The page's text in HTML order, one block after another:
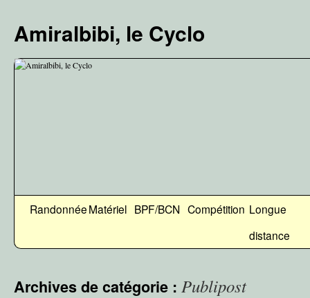
contenu
Amiralbibi, le Cyclo
RandonnéeMatériel BPF/BCN Compétition Longue
distance
Archives de catégorie : Publipost